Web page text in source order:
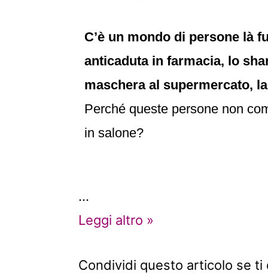
C’è un mondo di persone là
anticaduta in farmacia, lo
maschera al supermercato,
Perché queste persone non
in salone?
…
Leggi altro »
Condividi questo articolo se ti